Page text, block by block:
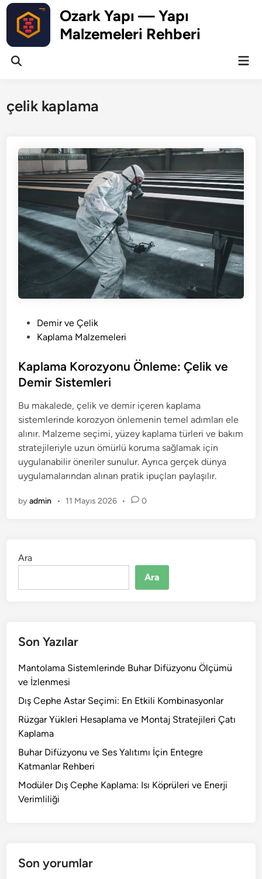
Skip
content
Ozark Yapı — Yapı
Malzemeleri Rehberi
Open
çelik kaplama
t
e
i
n
Demir ve Çelik
Kaplama Malzemeleri
Kaplama Korozyonu Önleme: Çelik ve
Demir Sistemleri
Bu makalede, çelik ve demir içeren kaplama
sistemlerinde korozyon önlemenin temel adımları ele
alınır. Malzeme seçimi, yüzey kaplama türleri ve bakım
stratejileriyle uzun ömürlü koruma sağlamak için
uygulanabilir öneriler sunulur. Ayrıca gerçek dünya
uygulamalarından alınan pratik ipuçları paylaşılır.
byadmin • 11 Mayıs 2026 • 0
Ara
Ara
Son Yazılar
Mantolama Sistemlerinde Buhar Difüzyonu Ölçümü
ve İzlenmesi
Dış Cephe Astar Seçimi: En Etkili Kombinasyonlar
Rüzgar Yükleri Hesaplama ve Montaj Stratejileri Çatı
Kaplama
Buhar Difüzyonu ve Ses Yalıtımı İçin Entegre
Katmanlar Rehberi
Modüler Dış Cephe Kaplama: Isı Köprüleri ve Enerji
Verimliliği
Son yorumlar